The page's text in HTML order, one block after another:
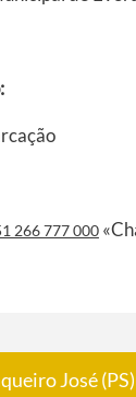
266 777 000
José (PS)